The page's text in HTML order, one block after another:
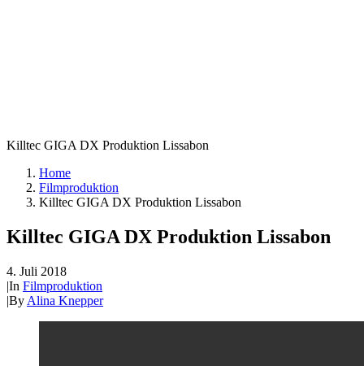
Killtec GIGA DX Produktion Lissabon
Home
Filmproduktion
Killtec GIGA DX Produktion Lissabon
Killtec GIGA DX Produktion Lissabon
4. Juli 2018
|In Filmproduktion
|By Alina Knepper